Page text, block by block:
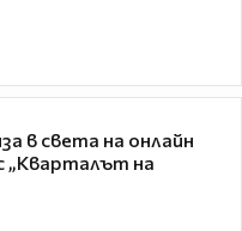
в света на онлайн
„Кварталът на